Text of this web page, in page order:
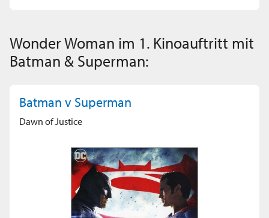
Wonder Woman im 1. Kinoauftritt mit
Batman & Superman:
Batman v Superman
Dawn of Justice